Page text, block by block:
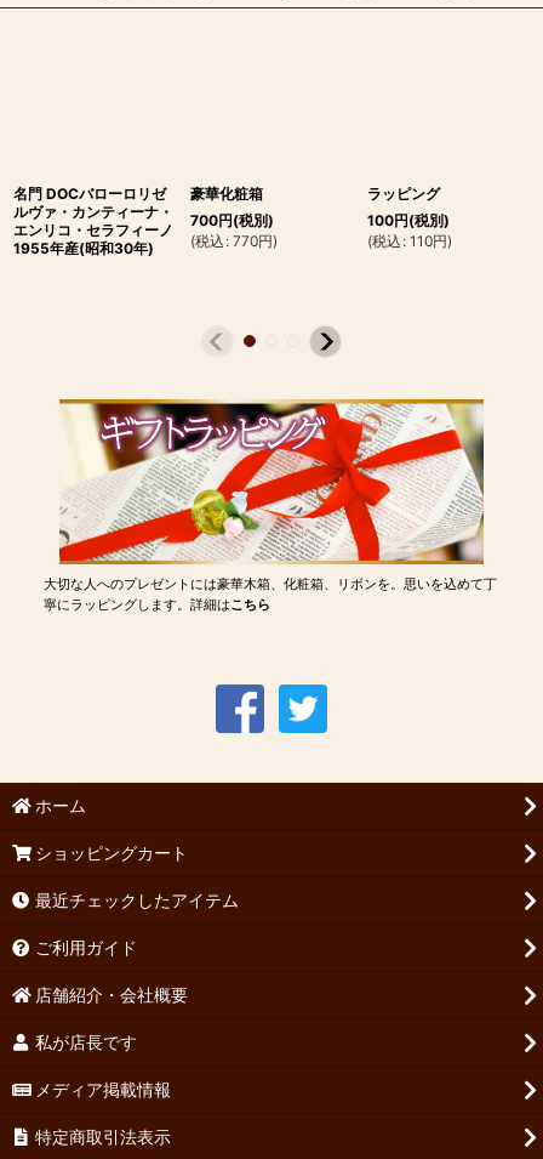
名門 DOCバローロリゼ
ルヴァ・カンティーナ・
エンリコ・セラフィーノ
1955年産(昭和30年)
豪華化粧箱
700円(税別)
(税込 : 770円)
ラッピング
100円(税別)
(税込 : 110円)
大切な人へのプレゼントには豪華木箱、化粧箱、リボンを。思いを込めて丁
寧にラッピングします。詳細はこちら
ホーム
ショッピングカート
最近チェックしたアイテム
ご利用ガイド
店舗紹介・会社概要
私が店長です
メディア掲載情報
特定商取引法表示